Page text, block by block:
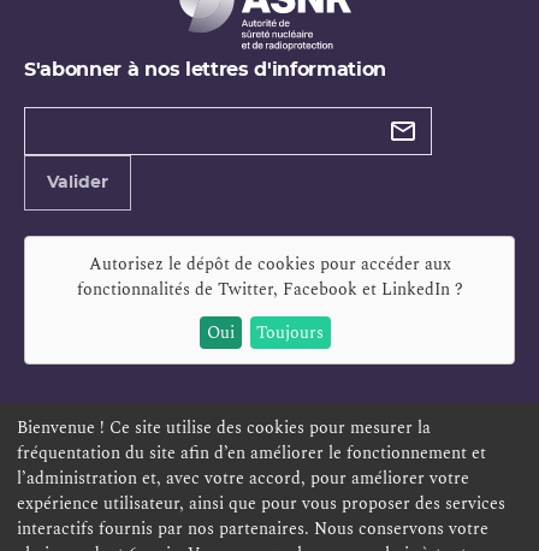
S'abonner à nos lettres d'information
Types de
Valider
Autorisez le dépôt de cookies pour accéder aux
fonctionnalités de Twitter, Facebook et LinkedIn?
Oui
Toujours
ESPACE PERSONNEL OFFRES D'EMPLOI SIGNALEMENT
TÉLÉSERVICES PLAN DU SITE
ACCESSIBILITÉ POLITIQUE DE CONFIDENTIALITÉ
Bienvenue ! Ce site utilise des cookies pour mesurer la
fréquentation du site afin d’en améliorer le fonctionnement et
l’administration et, avec votre accord, pour améliorer votre
expérience utilisateur, ainsi que pour vous proposer des services
interactifs fournis par nos partenaires. Nous conservons votre